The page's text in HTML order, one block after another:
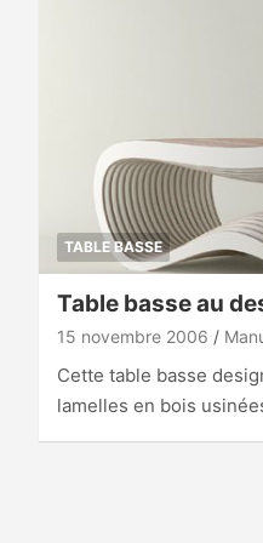
TABLE BASSE
Table basse au
15 novembre 2006
Cette table basse
lamelles en bois